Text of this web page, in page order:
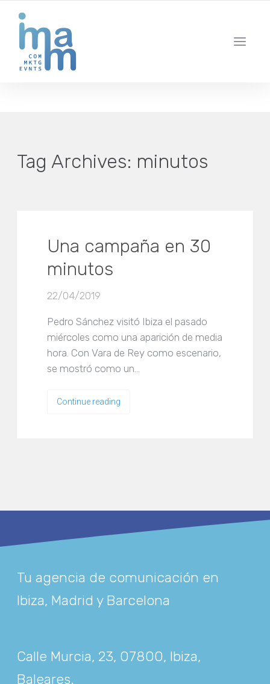
IBIZA · MADRID · BARCELONA
Tag Archives: minutos
Una campaña en 30
minutos
22/04/2019
Pedro Sánchez visitó Ibiza el pasado
miércoles como una aparición de media
hora. Con Vara de Rey como escenario,
se mostró como un…
Continue reading
Tu agencia de comunicación en
Ibiza, Madrid y Barcelona
Calle Murcia, 23, 07800, Ibiza,
Baleares.